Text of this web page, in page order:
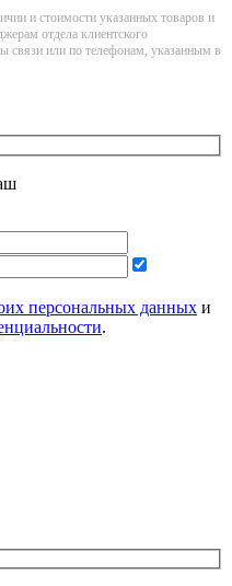
и стоимости указанных товаров и
отдела клиентского
или по телефонам, указанным в
персональных данных и
.